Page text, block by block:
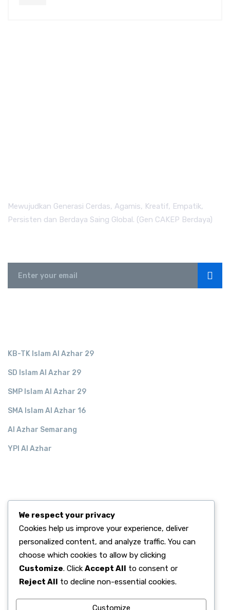
Mewujudkan Generasi Cerdas, Agamis, Kreatif, Empatik,
Persisten dan Berdaya Saing Global. (Gen CAKEP Berdaya)
KB-TK Islam Al Azhar 29
SD Islam Al Azhar 29
SMP Islam Al Azhar 29
SMA Islam Al Azhar 16
Al Azhar Semarang
YPI Al Azhar
Alhamdulillah, Kelulusan 100% Murid Kelas 6
June 02, 2026
Semangat Digitalisasi, SD Islam Al Azhar
June 02, 2026
Menanamkan Nilai Luhur Pancasila di Sanubari
We respect your privacy
Cookies help us improve your experience, deliver
personalized content, and analyze traffic. You can
choose which cookies to allow by clicking
Customize. Click Accept All to consent or
Reject All to decline non-essential cookies.
Customize